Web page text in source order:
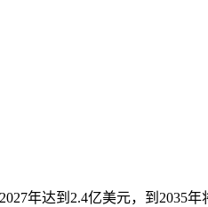
年达到2.4亿美元，到2035